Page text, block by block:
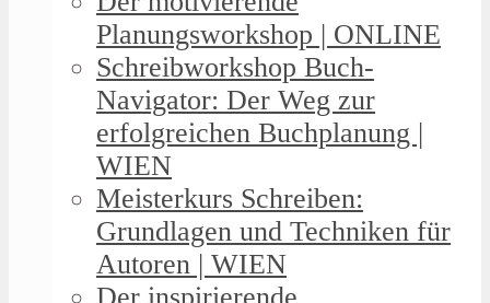
Planungsworkshop | ONLINE
Schreibworkshop Buch-
Navigator: Der Weg zur
erfolgreichen Buchplanung |
WIEN
Meisterkurs Schreiben:
Grundlagen und Techniken für
Autoren | WIEN
Der inspirierende